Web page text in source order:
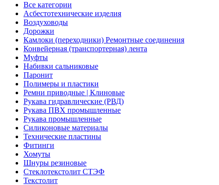
Все категории
Асбестотехнические изделия
Воздуховоды
Дорожки
Камлоки (переходники) Ремонтные соединения
Конвейерная (транспортерная) лента
Муфты
Набивки сальниковые
Паронит
Полимеры и пластики
Ремни приводные | Клиновые
Рукава гидравлические (РВД)
Рукава ПВХ промышленные
Рукава промышленные
Силиконовые материалы
Технические пластины
Фитинги
Хомуты
Шнуры резиновые
Стеклотекстолит СТЭФ
Текстолит